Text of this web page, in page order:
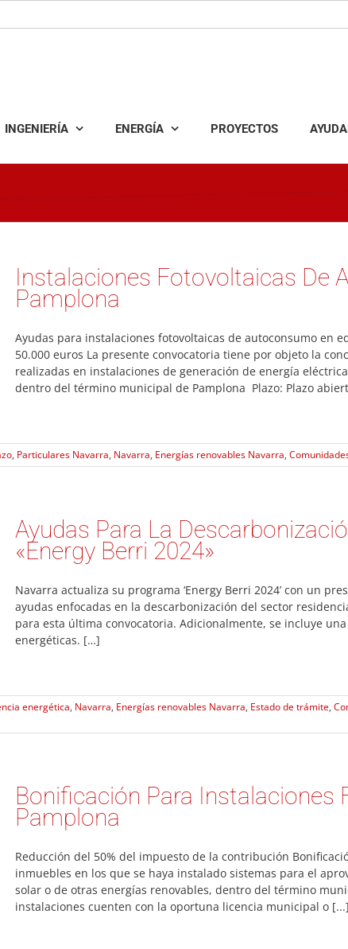
INGENIERÍA ENERGÍA PROYECTOS
Instalaciones Fotovoltaicas De
Pamplona
Ayudas para instalaciones fotovoltaicas de autoconsumo en
50.000 euros La presente convocatoria tiene por objeto la
realizadas en instalaciones de generación de energía
dentro del término municipal de Pamplona Plazo: Plazo
, Particulares Navarra, Navarra, Energías renovables Navarra,
Ayudas Para La
«Energy Berri 2024»
Navarra actualiza su programa ‘Energy Berri 2024’ con un
ayudas enfocadas en la descarbonización del sector
para esta última convocatoria. Adicionalmente, se incluye
energéticas. […]
energética, Navarra, Energías renovables Navarra, Estado de trámite,
Bonificación Para Instalaciones
Pamplona
Reducción del 50% del impuesto de la contribución
inmuebles en los que se haya instalado sistemas para el
solar o de otras energías renovables, dentro del término
instalaciones cuenten con la oportuna licencia municipal o [...]